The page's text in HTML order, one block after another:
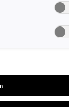
in